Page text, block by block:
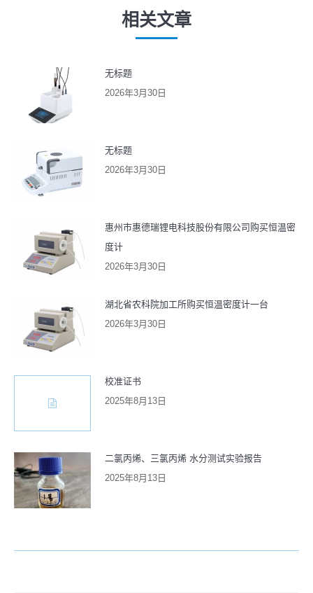
文
章：
相关文章
无标题
2026年3月30日
无标题
2026年3月30日
惠州市惠德瑞锂电科技股份有限公司购买恒温密
度计
2026年3月30日
湖北省农科院加工所购买恒温密度计一台
2026年3月30日
校准证书
2025年8月13日
二氯丙烯、三氯丙烯 水分测试实验报告
2025年8月13日